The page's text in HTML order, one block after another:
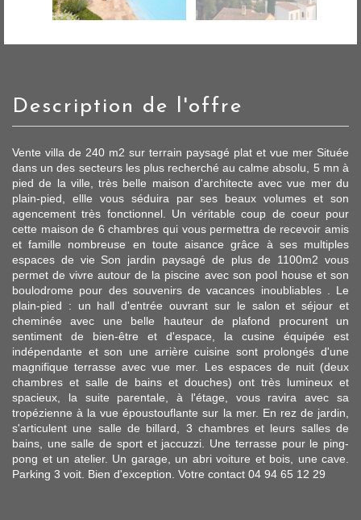
description de l'offre
Vente villa de 240 m2 sur terrain paysagé plat et vue mer Située
dans un des secteurs les plus recherché au calme absolu, 5 mn à
pied de la ville, très belle maison d'architecte avec vue mer du
plain-pied, ellle vous séduira par ses beaux volumes et son
agencement très fonctionnel. Un véritable coup de coeur pour
cette maison de 6 chambres qui vous permettra de recevoir amis
et famille nombreuse en toute aisance grâce à ses multiples
espaces de vie Son jardin paysagé de plus de 1100m2 vous
permet de vivre autour de la piscine avec son pool house et son
boulodrome pour des souvenirs de vacances inoubliables . Le
plain-pied : un hall d'entrée ouvrant sur le salon et séjour et
cheminée avec une belle hauteur de plafond procurent un
sentiment de bien-être et d'espace, la cusine équipée est
indépendante et son une arrière cuisine sont prolongés d'une
magnifique terrasse avec vue mer. Les espaces de nuit (deux
chambres et salle de bains et douches) ont très lumineux et
spacieux, la suite parentale, à l'étage, vous ravira avec sa
tropézienne à la vue époustouflante sur la mer. En rez de jardin,
s'articulent une salle de billard, 3 chambres et leurs salles de
bains, une salle de sport et jaccuzzi. Une terrasse pour le ping-
pong et un atelier. Un garage, un abri voiture et bois, une cave.
Parking 3 voit. Bien d'exception. Votre contact 04 94 65 12 29